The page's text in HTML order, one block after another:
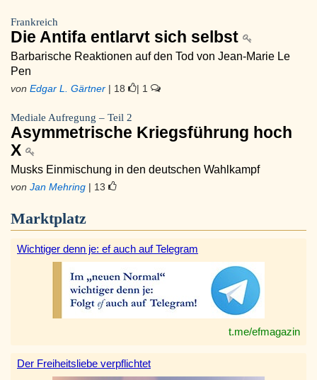
Frankreich
Die Antifa entlarvt sich selbst
Barbarische Reaktionen auf den Tod von Jean-Marie Le
Pen
von Edgar L. Gärtner | 18 | 1
Mediale Aufregung – Teil 2
Asymmetrische Kriegsführung hoch
X
Musks Einmischung in den deutschen Wahlkampf
von Jan Mehring | 13
Marktplatz
Wichtiger denn je: ef auch auf Telegram
t.me/efmagazin
Der Freiheitsliebe verpflichtet